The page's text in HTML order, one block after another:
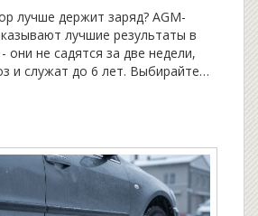
лучше держит заряд? AGM-
лучшие результаты в
они не садятся за две недели,
и служат до 6 лет. Выбирайте